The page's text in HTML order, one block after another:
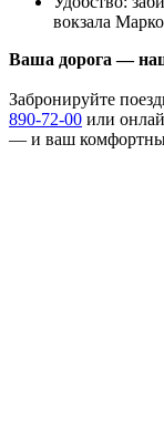
вокзала
Ваша дорога —
Забронируйте
890-72-00 или
— и ваш